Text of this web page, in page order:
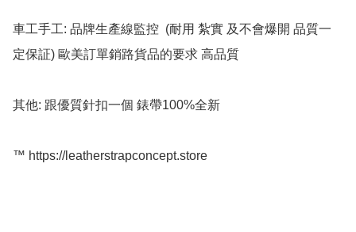
車工手工: 品牌生產線監控  (耐用 紮實 及不會爆開 品質一
定保証) 歐美訂單銷路貨品的要求 高品質
其他: 跟優質針扣一個 錶帶100%全新
™️ https://leatherstrapconcept.store